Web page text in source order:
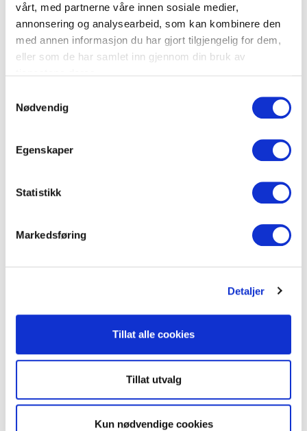
vårt, med partnerne våre innen sosiale medier,
annonsering og analysearbeid, som kan kombinere den
med annen informasjon du har gjort tilgjengelig for dem,
eller som de har samlet inn gjennom din bruk av
Nødvendig
Egenskaper
Statistikk
Markedsføring
Detaljer
Tillat alle cookies
Tillat utvalg
Kun nødvendige cookies
Fiber Patchsnorer SM
9/125 SC/APC-SC/APC
Fiber Patchsnorer SM
9/125 SC/ST
Fiber Patchsnorer SM
9/125 SC/MU
Fiber Patchsnorer SM
Fiber Patchsnorer SM